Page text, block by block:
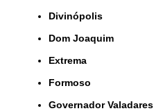
Divinópolis
Dom Joaquim
Extrema
Formoso
Governador Valadares